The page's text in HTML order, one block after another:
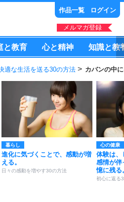
作品一覧 ログイン
メルマガ登録
と教育 心と精神 知識と教
適な生活を送る30の方法 カバンの中
暮らし
進化に気づくことで、感動が増
える。
日々の感動を増やす30の方法
心の健康
体験は、
感情が伴
憶に残る
初心に返る